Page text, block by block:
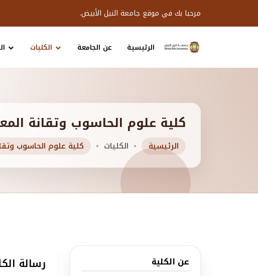
مرحبا بك في موقع جامعة النيل الأبيض.
الرئيسية عن الجامعة الكليات
كلية علوم الحاسوب وتقانة
الرئيسية الكليات كلية علوم الحاسوب
عن الكلية رسالة